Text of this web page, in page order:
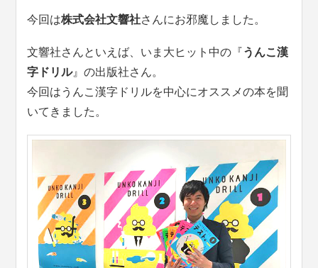
今回は株式会社文響社さんにお邪魔しました。
文響社さんといえば、いま大ヒット中の『うんこ漢
字ドリル』の出版社さん。
今回はうんこ漢字ドリルを中心にオススメの本を聞
いてきました。